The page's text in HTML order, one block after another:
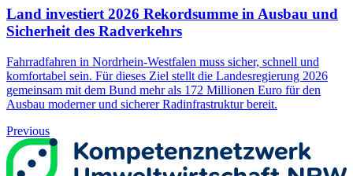
Land investiert 2026 Rekordsumme in Ausbau und
Sicherheit des Radverkehrs
Fahrradfahren in Nordrhein-Westfalen muss sicher, schnell und
komfortabel sein. Für dieses Ziel stellt die Landesregierung 2026
gemeinsam mit dem Bund mehr als 172 Millionen Euro für den
Ausbau moderner und sicherer Radinfrastruktur bereit.
Previous